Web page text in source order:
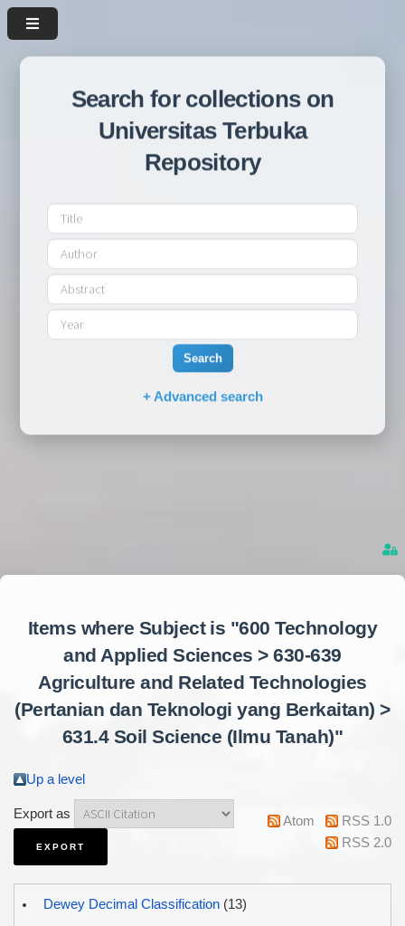
Search for collections on
Universitas Terbuka
Repository
Search
+ Advanced search
Items where Subject is "600 Technology
and Applied Sciences > 630-639
Agriculture and Related Technologies
(Pertanian dan Teknologi yang Berkaitan) >
631.4 Soil Science (Ilmu Tanah)"
Up a level
Export as Atom
RSS 1.0
RSS 2.0
Dewey Decimal Classification(13)